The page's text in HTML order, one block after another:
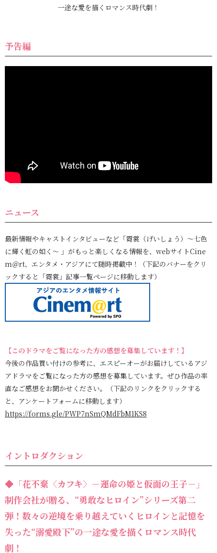
一途な愛を描くロマンス時代劇！
予告編
ニュース
最新情報やキャストインタビューなど「霓裳（げいしょう）～七色
に輝く虹の如く～ 」がもっと楽しくなる情報を、webサイトCine
m＠rt、エンタメ・アジアにて随時掲載中！（下記のバナーをクリ
ックすると「霓裳」記事一覧ページに移動します）
【このドラマをご覧になった方の感想を募集しています！】
今後の作品買い付けの参考に、エスピーオーがお届けしているアジ
アドラマをご覧になった方の感想を募集しています。ぜひ作品の率
直なご感想をお聞かせください。（下記のリンクをクリックする
と、アンケートフォームに移動します）
https://forms.gle/PWP7nSmQMdFbM1KS8
イントロダクション
◆「花不棄〈カフキ〉－運命の姫と仮面の王子－」
制作会社が贈る、“勇敢なヒロイン”シリーズ第二
弾！数々の逆境を乗り越えていくヒロインと記憶を
失った“溺愛殿下”の一途な愛を描くロマンス時代
劇！